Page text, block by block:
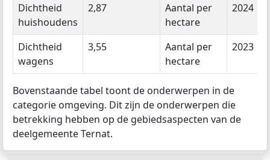
Dichtheid
huishoudens
2,87
Aantal per
hectare
2024
Dichtheid
wagens
3,55
Aantal per
hectare
2023
Bovenstaande tabel toont de onderwerpen in de
categorie omgeving. Dit zijn de onderwerpen die
betrekking hebben op de gebiedsaspecten van de
deelgemeente Ternat.